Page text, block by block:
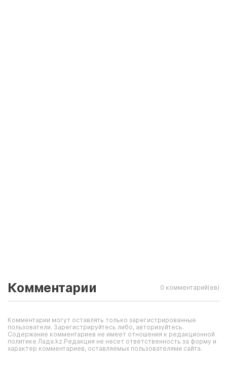
Комментарии 0 комментарий(ев)
Комментарии могут оставлять только зарегистрированные
пользователи. Зарегистрируйтесь либо, авторизуйтесь.
Содержание комментариев не имеет отношения к редакционной
политике Лада.kz.Редакция не несет ответственность за форму и
характер комментариев, оставляемых пользователями сайта.